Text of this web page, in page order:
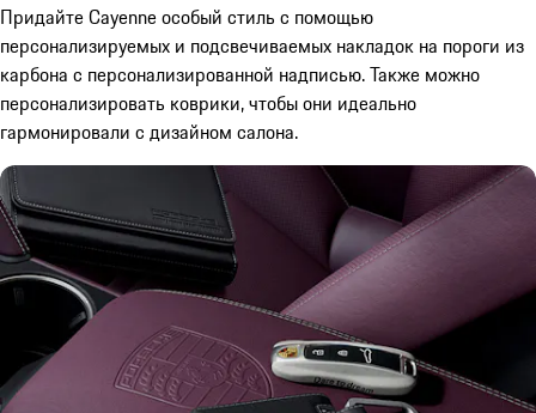
Придайте Cayenne особый стиль с помощью
персонализируемых и подсвечиваемых накладок на пороги из
карбона с персонализированной надписью. Также можно
персонализировать коврики, чтобы они идеально
гармонировали с дизайном салона.